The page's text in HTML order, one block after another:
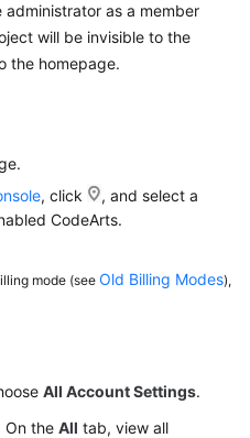
as a member
will be invisible to the
the homepage.
, click
, and select a
CodeArts.
mode (see Old Billing Modes),
All Account Settings.
On the All tab, view all